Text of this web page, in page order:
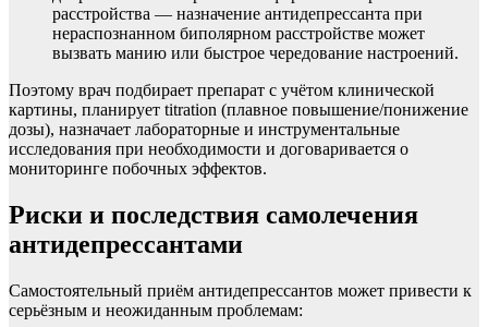
расстройства — назначение антидепрессанта при
нераспознанном биполярном расстройстве может
вызвать манию или быстрое чередование настроений.
Поэтому врач подбирает препарат с учётом клинической
картины, планирует titration (плавное повышение/понижение
дозы), назначает лабораторные и инструментальные
исследования при необходимости и договаривается о
мониторинге побочных эффектов.
Риски и последствия самолечения
антидепрессантами
Самостоятельный приём антидепрессантов может привести к
серьёзным и неожиданным проблемам: